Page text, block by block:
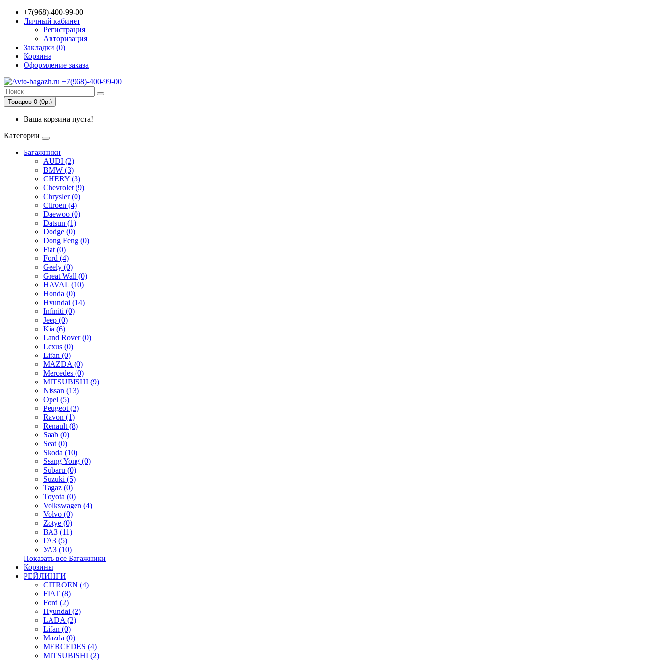
+7(968)-400-99-00
Личный кабинет
Регистрация
Авторизация
Закладки (0)
Корзина
Оформление заказа
Товаров 0 (0р.)
Ваша корзина пуста!
Категории
Багажники
AUDI (2)
BMW (3)
CHERY (3)
Chevrolet (9)
Chrysler (0)
Citroen (4)
Daewoo (0)
Datsun (1)
Dodge (0)
Dong Feng (0)
Fiat (0)
Ford (4)
Geely (0)
Great Wall (0)
HAVAL (10)
Honda (0)
Hyundai (14)
Infiniti (0)
Jeep (0)
Kia (6)
Land Rover (0)
Lexus (0)
Lifan (0)
MAZDA (0)
Mercedes (0)
MITSUBISHI (9)
Nissan (13)
Opel (5)
Peugeot (3)
Ravon (1)
Renault (8)
Saab (0)
Seat (0)
Skoda (10)
Ssang Yong (0)
Subaru (0)
Suzuki (5)
Tagaz (0)
Toyota (0)
Volkswagen (4)
Volvo (0)
Zotye (0)
ВАЗ (11)
ГАЗ (5)
УАЗ (10)
Показать все Багажники
Корзины
РЕЙЛИНГИ
CITROEN (4)
FIAT (8)
Ford (2)
Hyundai (2)
LADA (2)
Lifan (0)
Mazda (0)
MERCEDES (4)
MITSUBISHI (2)